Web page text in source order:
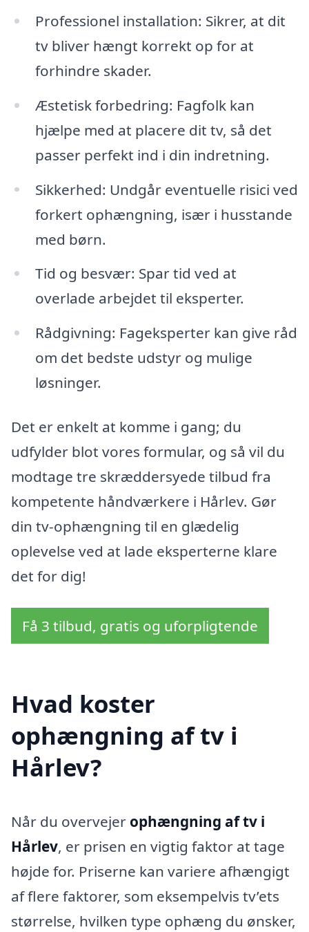
Professionel installation: Sikrer, at dit
tv bliver hængt korrekt op for at
forhindre skader.
Æstetisk forbedring: Fagfolk kan
hjælpe med at placere dit tv, så det
passer perfekt ind i din indretning.
Sikkerhed: Undgår eventuelle risici ved
forkert ophængning, især i husstande
med børn.
Tid og besvær: Spar tid ved at
overlade arbejdet til eksperter.
Rådgivning: Fageksperter kan give råd
om det bedste udstyr og mulige
løsninger.
Det er enkelt at komme i gang; du
udfylder blot vores formular, og så vil du
modtage tre skræddersyede tilbud fra
kompetente håndværkere i Hårlev. Gør
din tv-ophængning til en glædelig
oplevelse ved at lade eksperterne klare
det for dig!
Få 3 tilbud, gratis og uforpligtende
Hvad koster
ophængning af tv i
Hårlev?
Når du overvejer ophængning af tv i
Hårlev, er prisen en vigtig faktor at tage
højde for. Priserne kan variere afhængigt
af flere faktorer, som eksempelvis tv’ets
størrelse, hvilken type ophæng du ønsker,